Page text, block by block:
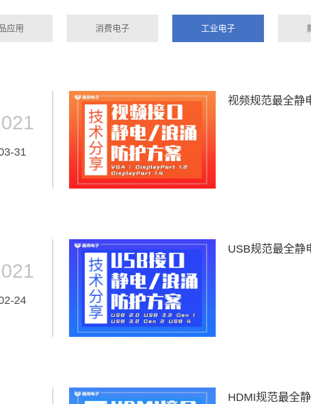
应用 消费电子 工业电子
31
视频规范最全静
24
USB规范最全静
HDMI规范最全